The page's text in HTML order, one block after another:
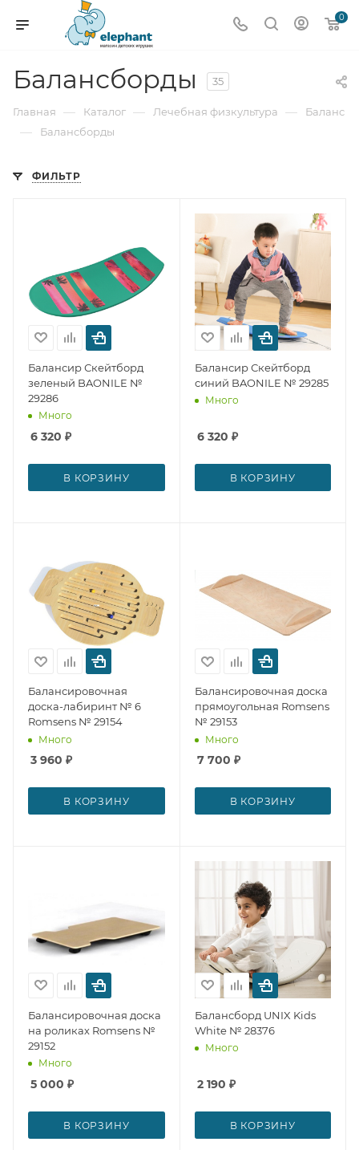
0
Балансборды 35
Главная — Каталог — Лечебная физкультура — Баланс
— Балансборды
ФИЛЬТР
Балансир Скейтборд
зеленый BAONILE №
29286
Много
6 320 ₽
В КОРЗИНУ
Балансир Скейтборд
синий BAONILE № 29285
Много
6 320 ₽
В КОРЗИНУ
Балансировочная
доска-лабиринт № 6
Romsens № 29154
Много
3 960 ₽
В КОРЗИНУ
Балансировочная доска
прямоугольная Romsens
№ 29153
Много
7 700 ₽
В КОРЗИНУ
Балансировочная доска
на роликах Romsens №
29152
Много
5 000 ₽
В КОРЗИНУ
Балансборд UNIX Kids
White № 28376
Много
2 190 ₽
В КОРЗИНУ